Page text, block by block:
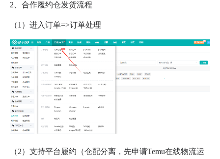
2、合作履约仓发货流程
（1）进入订单=>订单处理
（2）支持平台履约（仓配分离，先申请Temu在线物流运